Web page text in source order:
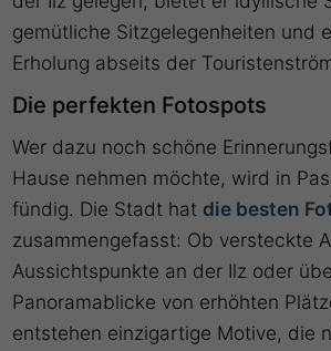
gemütliche Sitzgelegenheiten und
Erholung abseits der
Die perfekten Fotospots
Wer dazu noch schöne
Hause nehmen möchte, wird in
fündig. Die Stadt hat die besten
zusammengefasst: Ob versteckte
Aussichtspunkte an der Ilz oder
Panoramablicke von erhöhten
entstehen einzigartige Motive, die